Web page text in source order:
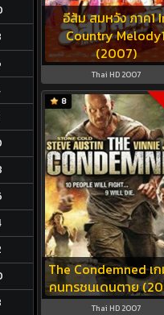
อีส้ม สมหวัง ภาค1
Country
(2007)
Thai HD 2007
The Condemned เ
คนทรชนเดนตาย
8
Thai HD 2007